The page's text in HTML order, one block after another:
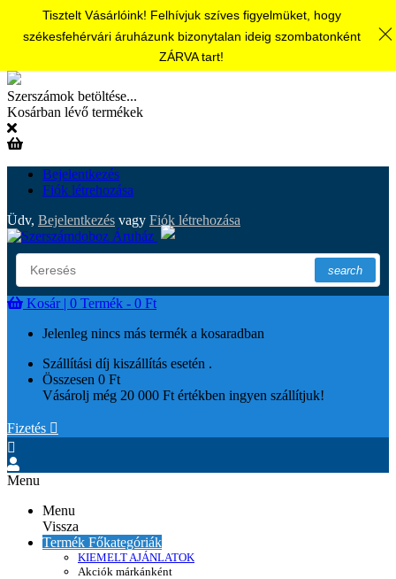
Szerszámok betöltése...
Kosárban lévő termékek
Bejelentkezés
Fiók létrehozása
Üdv, Bejelentkezés vagy Fiók létrehozása
search
Kosár | 0 Termék - 0 Ft
Jelenleg nincs más termék a kosaradban
Szállítási díj kiszállítás esetén .
Összesen 0 Ft
Vásárolj még 20 000 Ft értékben ingyen szállítjuk!
Fizetés 

Menu
Menu
Vissza
Termék Főkategóriák
KIEMELT AJÁNLATOK
Akciók márkánként
Tisztelt Vásárlóink! Felhívjuk szíves figyelmüket, hogy
székesfehérvári áruházunk bizonytalan ideig szombatonként
ZÁRVA tart!